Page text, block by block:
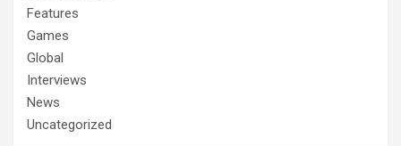
Features
Games
Global
Interviews
News
Uncategorized